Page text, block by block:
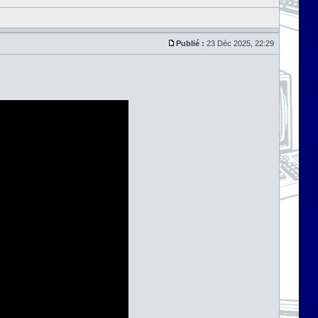
Publié : 23 Déc 2025, 22:29